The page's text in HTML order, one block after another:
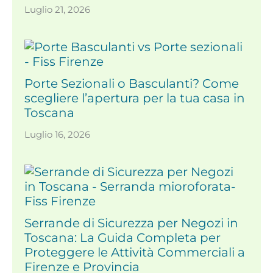
Luglio 21, 2026
Porte Sezionali o Basculanti? Come
scegliere l’apertura per la tua casa in
Toscana
Luglio 16, 2026
Serrande di Sicurezza per Negozi in
Toscana: La Guida Completa per
Proteggere le Attività Commerciali a
Firenze e Provincia